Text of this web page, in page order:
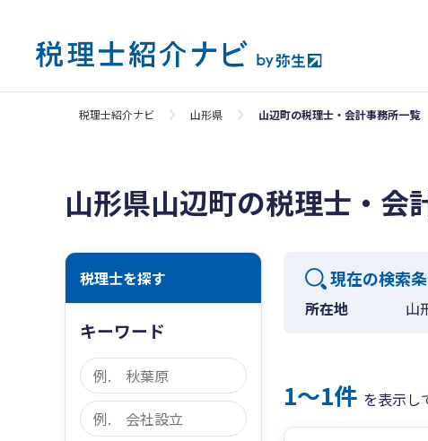
税理士紹介ナビ 山形県 山辺町の税理士・会計事務所一覧
山形県山辺町の税理士・会
税理士を探す
キーワード
現在の検索
所在地 山
1〜1件 を表示し